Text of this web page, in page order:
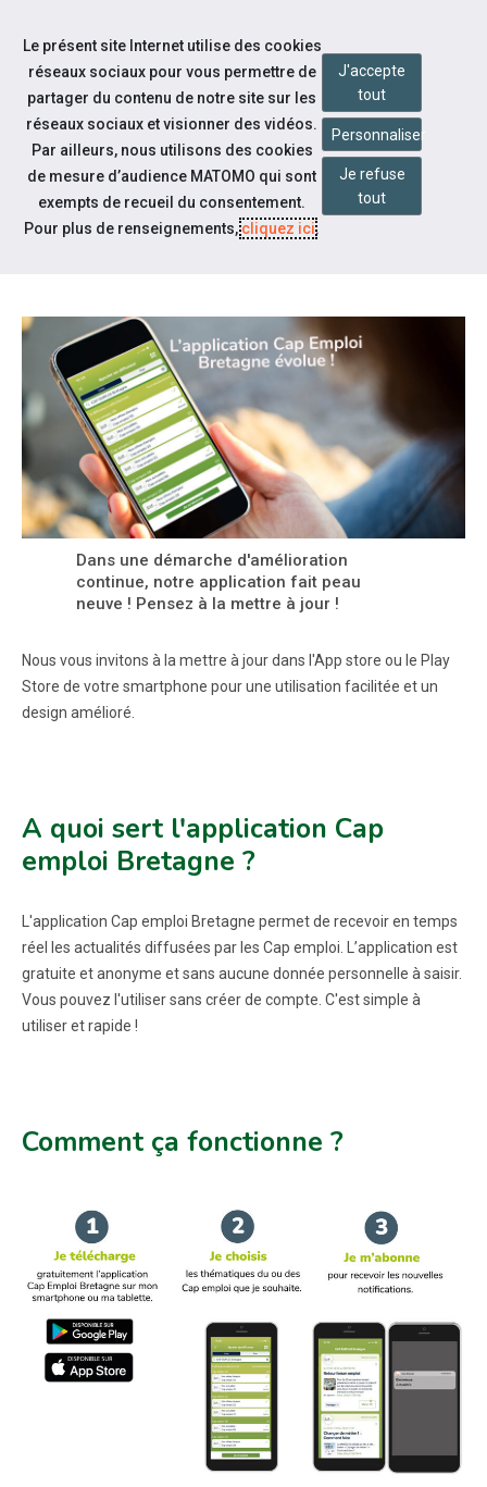
Aller au contenu
Notre actualité
L'APPLICATION CAP EMPLOI
Dans une démarche d'amélioration
continue, notre application fait peau
neuve ! Pensez à la mettre à jour !
Nous vous invitons à la mettre à jour dans l'App store ou le Play
Store de votre smartphone pour une utilisation facilitée et un
design amélioré.
A quoi sert l'application Cap
emploi Bretagne ?
L'application Cap emploi Bretagne permet de recevoir en temps
réel les actualités diffusées par les Cap emploi. L’application est
gratuite et anonyme et sans aucune donnée personnelle à saisir.
Vous pouvez l'utiliser sans créer de compte. C'est simple à
utiliser et rapide !
Comment ça fonctionne ?
Le présent site Internet utilise des cookies
réseaux sociaux pour vous permettre de
partager du contenu de notre site sur les
réseaux sociaux et visionner des vidéos.
Par ailleurs, nous utilisons des cookies
de mesure d’audience MATOMO qui sont
exempts de recueil du consentement.
Pour plus de renseignements,cliquez ici.
J'accepte
tout
Personnaliser
Je refuse
tout